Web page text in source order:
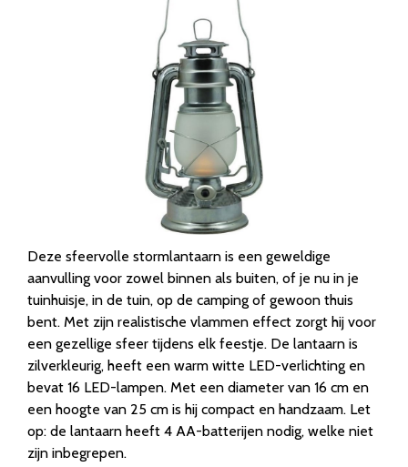
Deze sfeervolle stormlantaarn is een geweldige
aanvulling voor zowel binnen als buiten, of je nu in je
tuinhuisje, in de tuin, op de camping of gewoon thuis
bent. Met zijn realistische vlammen effect zorgt hij voor
een gezellige sfeer tijdens elk feestje. De lantaarn is
zilverkleurig, heeft een warm witte LED-verlichting en
bevat 16 LED-lampen. Met een diameter van 16 cm en
een hoogte van 25 cm is hij compact en handzaam. Let
op: de lantaarn heeft 4 AA-batterijen nodig, welke niet
zijn inbegrepen.